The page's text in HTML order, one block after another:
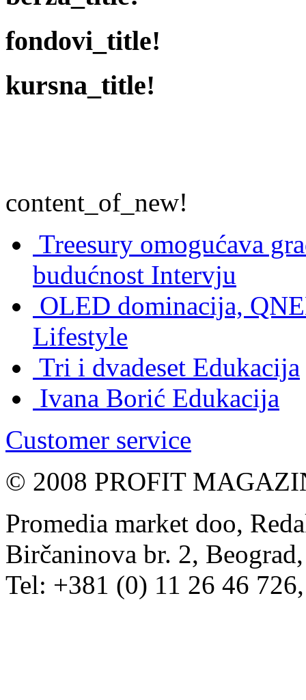
fondovi_title!
kursna_title!
content_of_new!
Treesury omogućava
budućnost Intervju
OLED dominacija,
Lifestyle
Tri i dvadeset Edukacija
Ivana Borić Edukacija
Customer service
© 2008 PROFIT
Promedia market doo,
Birčaninova br. 2,
Tel: +381 (0) 11 26 46